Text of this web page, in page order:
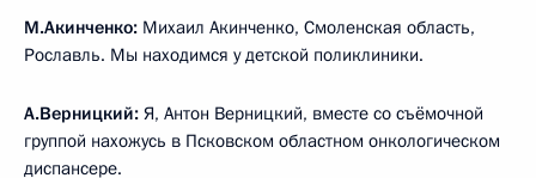
М.Акинченко: Михаил Акинченко, Смоленская область,
Рославль. Мы находимся у детской поликлиники.
А.Верницкий: Я, Антон Верницкий, вместе со съёмочной
группой нахожусь в Псковском областном онкологическом
диспансере.